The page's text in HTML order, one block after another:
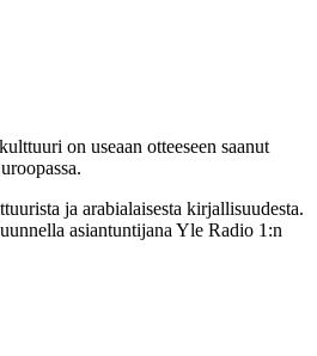
on useaan otteeseen saanut
ja arabialaisesta kirjallisuudesta.
asiantuntijana Yle Radio 1:n